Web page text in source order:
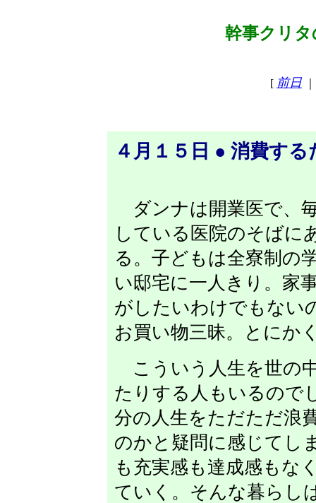
幹事クリタ
[ 前日
４月１５日 ● 消費す
ダンナは開業医で、
している医院のそばに
る。子どもは全寮制の
い邸宅に一人きり。家
がしたいわけでもない
お買い物三昧。とにか
こういう人生を世の
たりする人もいるので
分の人生をただただ浪
のかと疑問に感じてし
も充実感も達成感もな
ていく。そんな暮らし